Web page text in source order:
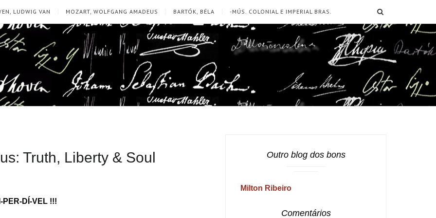
LUDWIG VAN MOZART, WOLFGANG AMADEUS BARTÓK, BÉLA -MÚS. COLONIAL E IMPERIAL BRAS.
Truth, Liberty & Soul
PER-DÍ-VEL !!!
Outro blog dos bons
Milton Ribeiro
Comentários